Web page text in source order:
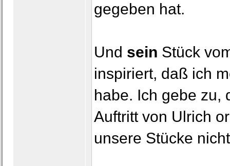
gegeben hat.
Und sein Stück
inspiriert, daß ich
habe. Ich gebe zu,
Auftritt von Ulrich
unsere Stücke